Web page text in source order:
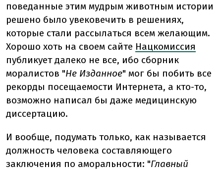
поведанные этим мудрым животным истории
решено было увековечить в решениях,
которые стали рассылаться всем желающим.
Хорошо хоть на своем сайте Нацкомиссия
публикует далеко не все, ибо сборник
моралистов "Не Изданное" мог бы побить все
рекорды посещаемости Интернета, а кто-то,
возможно написал бы даже медицинскую
диссертацию.
И вообще, подумать только, как называется
должность человека составляющего
заключения по аморальности: "Главный